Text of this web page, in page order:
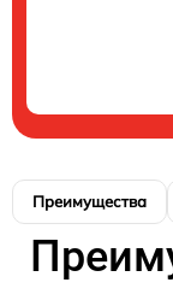
Преимущества